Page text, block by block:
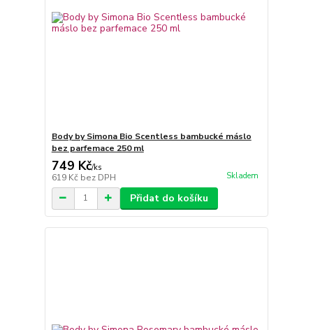
Body by Simona Bio Scentless bambucké máslo
bez parfemace 250 ml
749 Kč/ks
619 Kč bez DPH Skladem
Přidat do košíku